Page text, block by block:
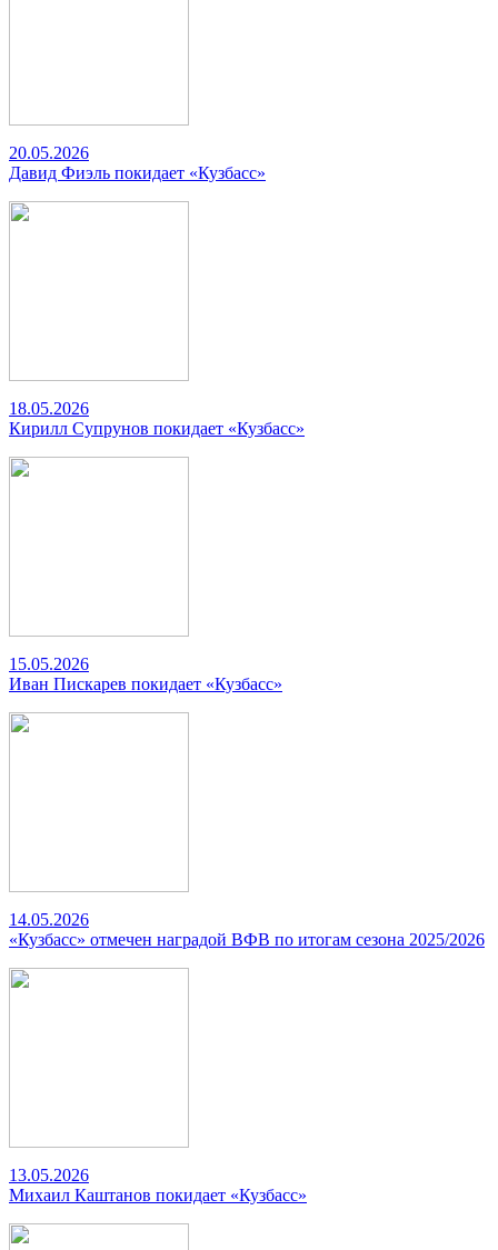
20.05.2026
Давид Фиэль покидает «Кузбасс»
18.05.2026
Кирилл Супрунов покидает «Кузбасс»
15.05.2026
Иван Пискарев покидает «Кузбасс»
14.05.2026
«Кузбасс» отмечен наградой ВФВ по итогам сезона 2025/2026
13.05.2026
Михаил Каштанов покидает «Кузбасс»